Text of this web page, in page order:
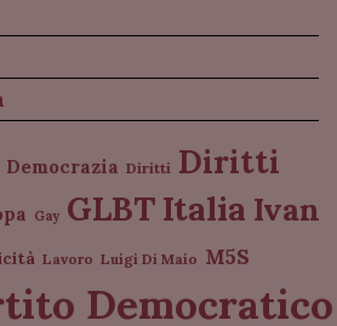
Democrazia Diritti Diritti
Gay GLBT Italia Ivan
Lavoro Luigi Di Maio M5S
Democratico